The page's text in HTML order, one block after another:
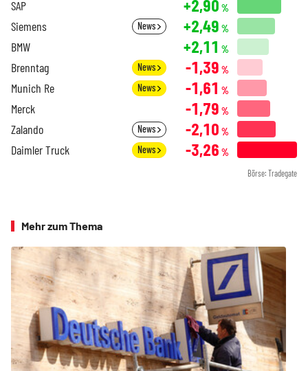
SAP +2,90 %
Siemens News +2,49 %
BMW +2,11 %
Brenntag News -1,39 %
Munich Re News -1,61 %
Merck -1,79 %
Zalando News -2,10 %
Daimler Truck News -3,26 %
Börse: Tradegate
Mehr zum Thema